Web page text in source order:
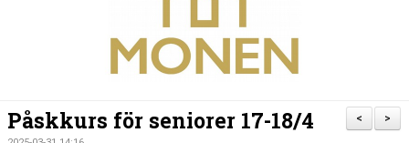
>
<
Påskkurs för seniorer 17-18/4